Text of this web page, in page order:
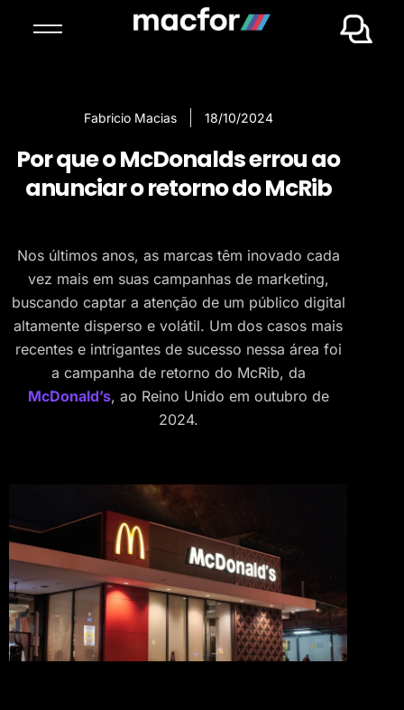
Fabricio Macias 18/10/2024
Por que o McDonalds errou ao
anunciar o retorno do McRib
Nos últimos anos, as marcas têm inovado cada
vez mais em suas campanhas de marketing,
buscando captar a atenção de um público digital
altamente disperso e volátil. Um dos casos mais
recentes e intrigantes de sucesso nessa área foi
a campanha de retorno do McRib, da
McDonald’s, ao Reino Unido em outubro de
2024.